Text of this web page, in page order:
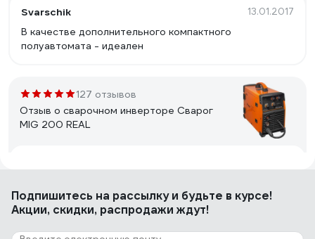
Svarschik 13.01.2017
В качестве дополнительного компактного
полуавтомата - идеален
127 отзывов
Отзыв о сварочном инверторе Сварог
MIG 200 REAL
2 отзыва
Подпишитесь на рассылкуи будьте в курсе!
Акции, скидки, распродажи ждут!